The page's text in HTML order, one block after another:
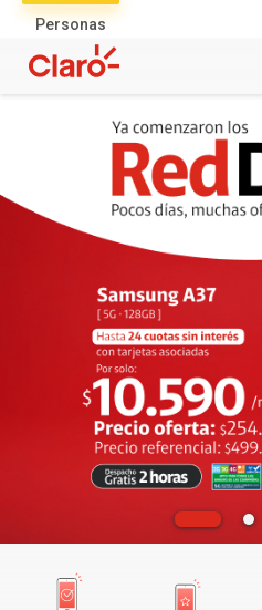
Personas
productos